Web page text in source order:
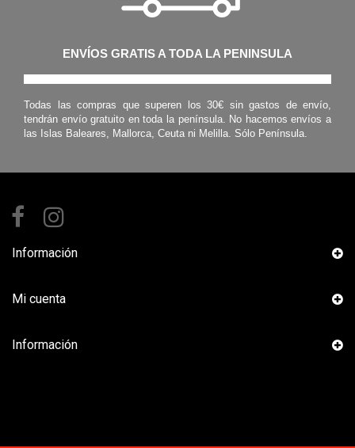
las Islas Baleares, Mallorca, Ceuta ni Melilla. Sólo Península.
Información
Mi cuenta
Información